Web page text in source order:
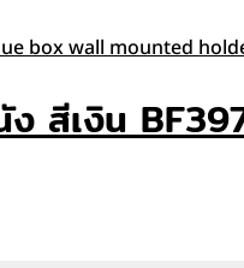
ง สีเงิน